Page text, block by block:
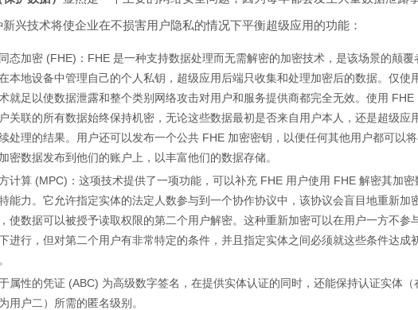
新兴技术将使企业在不损害用户隐私的情况下平衡超级应用的功能：
态加密 (FHE)：FHE 是一种支持数据处理而无需解密的加密技术，是该场景的颠覆
本地设备中管理自己的个人私钥，超级应用后端只收集和处理加密后的数据。仅使
就足以使数据泄露和整个类别网络攻击对用户和服务提供商都完全无效。使用 FHE
关联的所有数据始终保持机密，无论这些数据最初是否来自用户本人，还是超级应
处理的结果。用户还可以发布一个公共 FHE 加密密钥，以便任何其他用户都可以
密数据发布到他们的账户上，以丰富他们的数据存储。
计算 (MPC)：这项技术提供了一项功能，可以补充 FHE 用户使用 FHE 解密其加密
能力。它允许指定实体的法定人数参与到一个协作协议中，该协议会盲目地重新加
使数据可以被授予读取权限的第二个用户解密。这种重新加密可以在用户一方不参
进行，但对第二个用户有非常特定的条件，并且指定实体之间必须就这些条件达成
属性的凭证 (ABC) 为高级数字签名，在提供实体认证的同时，还能保持认证实体（
用户二）所需的匿名级别。